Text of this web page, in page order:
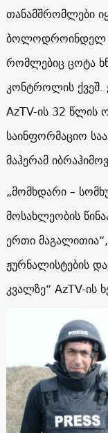
თანამშრომლები
ბოლოდროინდელ
რომლებიც ცოტა
კონტროლის ქვეშ.
AzTV-ის 32 წლის
საინფორმაციო
მაჰერამ
„მომხდარი –
მოსახლეობის
ერთი
ჟურნალისტების
კვალზე“ AzTV-ის